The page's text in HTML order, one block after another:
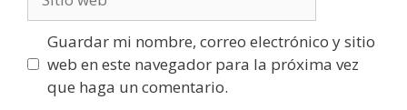
web
Guardar mi nombre, correo electrónico y sitio
web en este navegador para la próxima vez
que haga un comentario.